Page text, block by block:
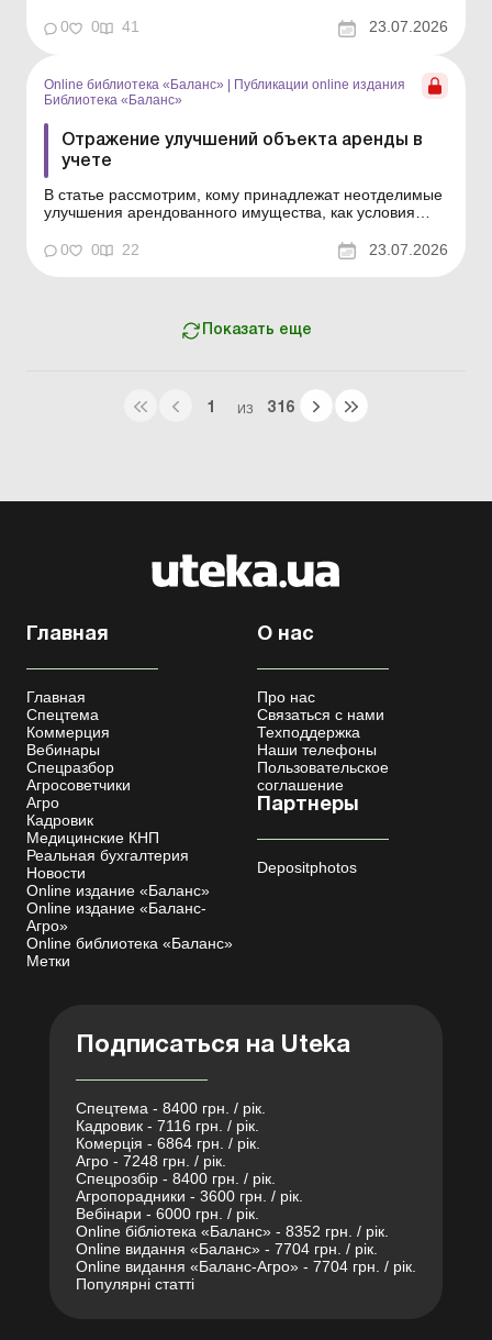
учета таких работ (расходов), в частности учета
капитальных ремонтов. Библиотека Баланс № 14
реконструкция и в...
0 0 41 23.07.2026
Online библиотека «Баланс» | Публикации online издания
Библиотека «Баланс»
Отражение улучшений объекта аренды в
учете
В статье рассмотрим, кому принадлежат неотделимые
улучшения арендованного имущества, как условия
арендодателя, а также какие последствия по налогу на
прибыль и НДС возникают в случае компенсации или
0 0 22 23.07.2026
Показать еще
1 ИЗ 316
Главная
Главная
Спецтема
Коммерция
Вебинары
Спецразбор
Агросоветчики
Агро
Кадровик
Медицинские КНП
Реальная бухгалтерия
Новости
Online издание «Баланс»
Online издание «Баланс-
Агро»
Online библиотека «Баланс»
Метки
О нас
Про нас
Связаться с нами
Техподдержка
Наши телефоны
Пользовательское
соглашение
Партнеры
Depositphotos
Подписаться на Uteka
Спецтема - 8400 грн. / рік.
Кадровик - 7116 грн. / рік.
Комерція - 6864 грн. / рік.
Агро - 7248 грн. / рік.
Спецрозбір - 8400 грн. / рік.
Агропорадники - 3600 грн. / рік.
Вебінари - 6000 грн. / рік.
Online бібліотека «Баланс» - 8352 грн. / рік.
Online видання «Баланс» - 7704 грн. / рік.
Online видання «Баланс-Агро» - 7704 грн. / рік.
Популярні статті